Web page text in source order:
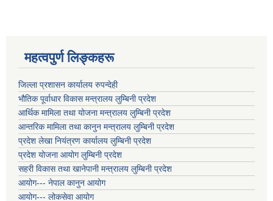
महत्वपुर्ण लिङ्कहरू
जिल्ला प्रशासन कार्यालय रुपन्देही
भौतिक पूर्वाधार विकास मन्त्रालय लुम्बिनी प्रदेश
आर्थिक मामिला तथा योजना मन्त्रालय लुम्बिनी प्रदेश
आन्तरिक मामिला तथा कानुन मन्त्रालय लुम्बिनी प्रदेश
प्रदेश लेखा नियंत्रण कार्यालय लुम्बिनी प्रदेश
प्रदेश योजना आयोग लुम्बिनी प्रदेश
सहरी विकास तथा खानेपानी मन्त्रालय लुम्बिनी प्रदेश
आयोग--- नेपाल कानुन आयोग
आयोग--- लोकसेवा आयोग